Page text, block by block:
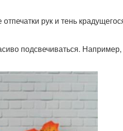
рук и тень
подсвечиваться.